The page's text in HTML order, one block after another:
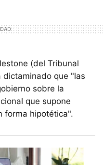
(del Tribunal
dictaminado que "las
sobre la
que supone
forma hipotética".